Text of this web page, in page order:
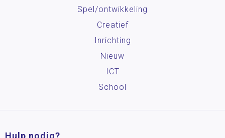
Spel/ontwikkeling
Creatief
Inrichting
Nieuw
ICT
School
Hulp nodig?